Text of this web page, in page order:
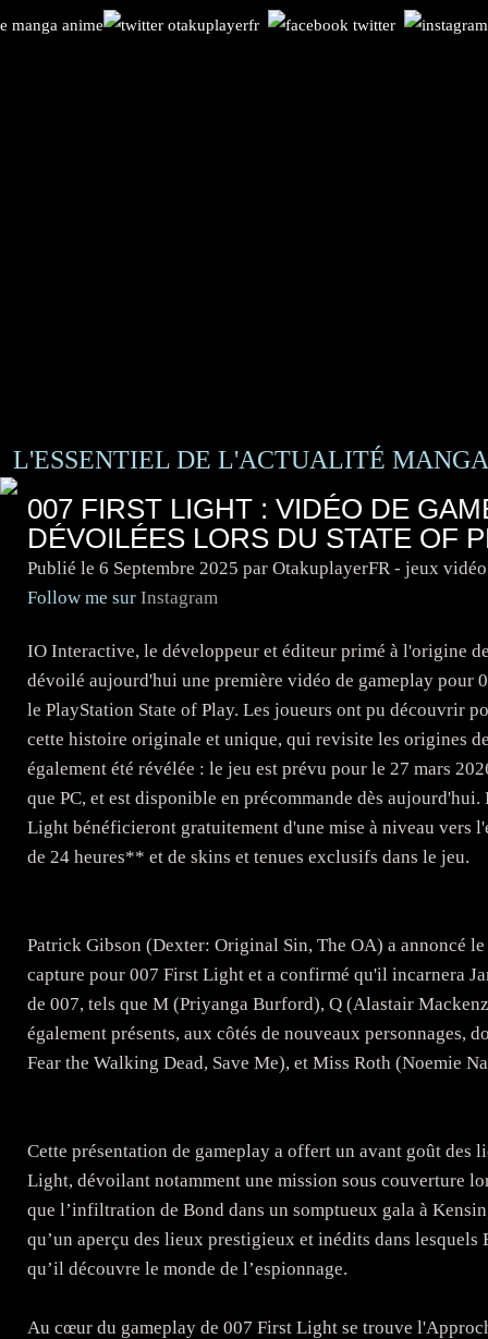
L'ESSENTIEL DE L'ACTUALITÉ
007 FIRST LIGHT : VIDÉO DE
DÉVOILÉES LORS DU STATE OF
Publié le 6 Septembre 2025 par OtakuplayerFR - jeux
Follow me sur Instagram
IO Interactive, le développeur et éditeur primé à l'origine
dévoilé aujourd'hui une première vidéo de gameplay
le PlayStation State of Play. Les joueurs ont pu découvrir
cette histoire originale et unique, qui revisite les origines
également été révélée : le jeu est prévu pour le 27 mars
que PC, et est disponible en précommande dès
Light bénéficieront gratuitement d'une mise à niveau vers
de 24 heures** et de skins et tenues exclusifs dans le jeu.
Patrick Gibson (Dexter: Original Sin, The OA) a annoncé
capture pour 007 First Light et a confirmé qu'il incarnera
de 007, tels que M (Priyanga Burford), Q (Alastair
également présents, aux côtés de nouveaux personnages,
Fear the Walking Dead, Save Me), et Miss Roth (Noemie
Cette présentation de gameplay a offert un avant goût
Light, dévoilant notamment une mission sous couverture
que l’infiltration de Bond dans un somptueux gala à
qu’un aperçu des lieux prestigieux et inédits dans lesquels
qu’il découvre le monde de l’espionnage.
Au cœur du gameplay de 007 First Light se trouve